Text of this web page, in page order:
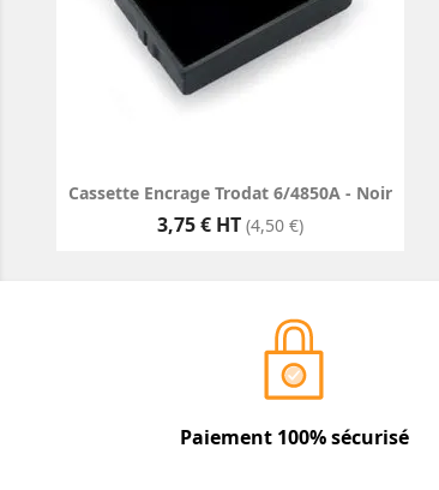
Cassette Encrage Trodat 6/4850A - Noir
Prix
3,75 € HT (4,50 €)
Paiement 100% sécurisé